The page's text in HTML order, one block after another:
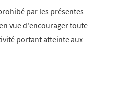
par les présentes
vue d'encourager toute
portant atteinte aux